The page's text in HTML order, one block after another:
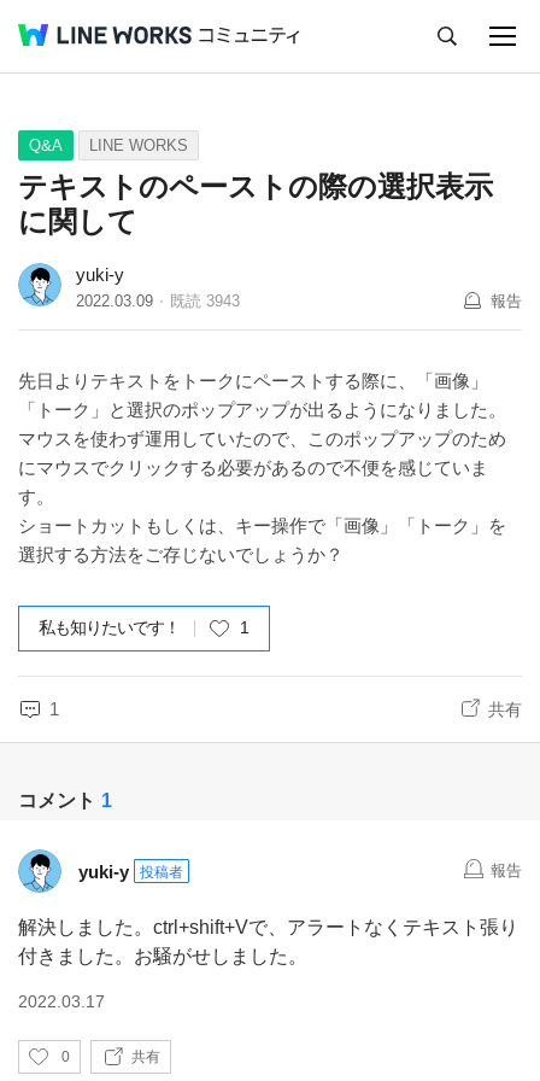
Q&A Tips Ideas
Q&A LINE WORKS
テキストのペーストの際の選択表示
に関して
yuki-y
2022.03.09 既読 3943 報告
先日よりテキストをトークにペーストする際に、「画像」
「トーク」と選択のポップアップが出るようになりました。
マウスを使わず運用していたので、このポップアップのため
にマウスでクリックする必要があるので不便を感じていま
す。
ショートカットもしくは、キー操作で「画像」「トーク」を
選択する方法をご存じないでしょうか？
私も知りたいです！ 1
1 共有
コメント 1
yuki-y 投稿者 報告
解決しました。ctrl+shift+Vで、アラートなくテキスト張り
付きました。お騒がせしました。
2022.03.17
い
0 共有